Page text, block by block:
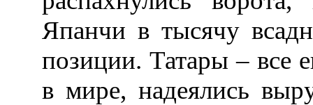
Япанчи в тысячу
позиции. Татары – все
в мире, надеялись